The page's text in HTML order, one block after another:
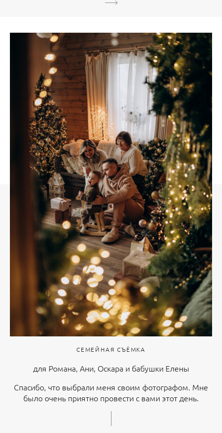
СЕМЕЙНАЯ СЪЁМКА
для Романа, Ани, Оскара и бабушки Елены
Спасибо, что выбрали меня своим фотографом. Мне
было очень приятно провести с вами этот день.